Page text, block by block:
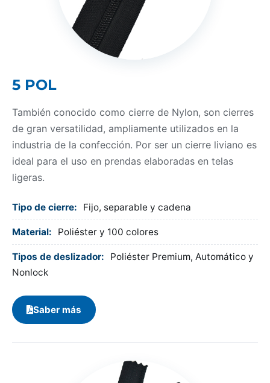
5 POL
También conocido como cierre de Nylon, son cierres
de gran versatilidad, ampliamente utilizados en la
industria de la confección. Por ser un cierre liviano es
ideal para el uso en prendas elaboradas en telas
ligeras.
Tipo de cierre: Fijo, separable y cadena
Material: Poliéster y 100 colores
Tipos de deslizador:
Poliéster Premium, Automático y
Nonlock
Saber más